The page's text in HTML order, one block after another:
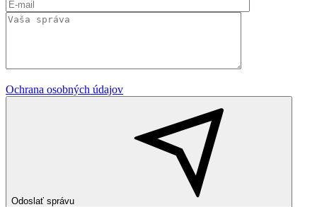
Ochrana osobných údajov
Odoslať správu